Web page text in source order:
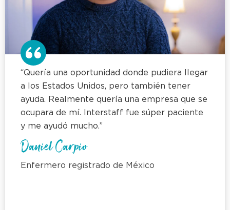
“Quería una oportunidad donde pudiera llegar
a los Estados Unidos, pero también tener
ayuda. Realmente quería una empresa que se
ocupara de mí. Interstaff fue súper paciente
y me ayudó mucho.”
Daniel Carpio
Enfermero registrado de México